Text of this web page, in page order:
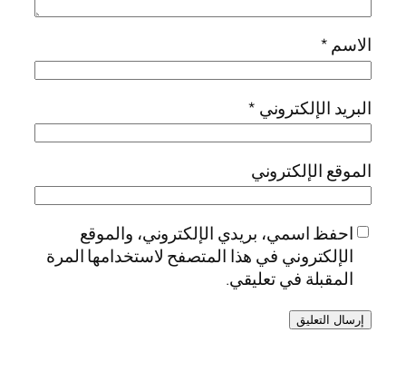
الاسم*
البريد الإلكتروني *
الموقع الإلكتروني
احفظ اسمي، بريدي الإلكتروني، والموقع
الإلكتروني في هذا المتصفح لاستخدامها المرة
المقبلة في تعليقي.